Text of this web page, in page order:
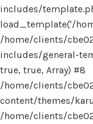
includes/
load_template('/
/home/clients/
includes/general-
true, true, Array) #8
/home/clients/
content/themes/
/home/clients/